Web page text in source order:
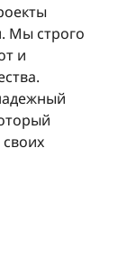
Мы строго
и